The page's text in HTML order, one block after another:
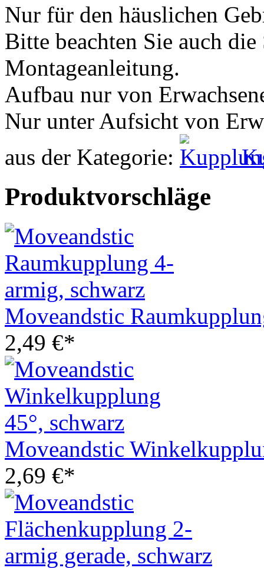
Nur für den häuslichen
Bitte beachten Sie auch
Montageanleitung.
Aufbau nur von
Nur unter Aufsicht von
aus der Kategorie:
Produktvorschläge
Moveandstic
2,49 €*
Moveandstic
2,69 €*